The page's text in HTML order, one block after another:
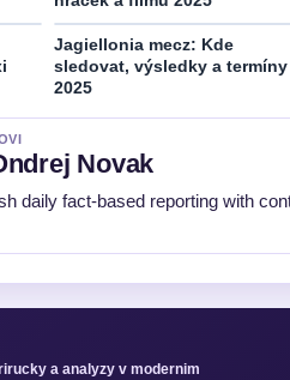
Jagiellonia mecz: Kde
sledovat, výsledky a termíny
2025
Novak
daily fact-based reporting with
a analyzy v modernim